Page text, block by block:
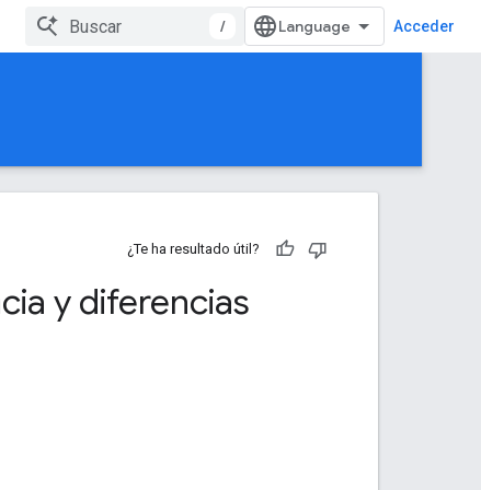
/ Acceder
¿Te ha resultado útil?
y diferencias